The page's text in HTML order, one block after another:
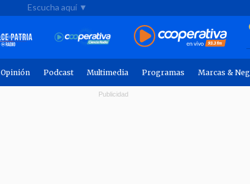
Escucha aquí ▼
Opinión Podcast Multimedia Programas Marcas &